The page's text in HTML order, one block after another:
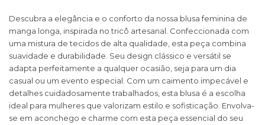
Descubra a elegância e o conforto da nossa blusa feminina de
manga longa, inspirada no tricô artesanal. Confeccionada com
uma mistura de tecidos de alta qualidade, esta peça combina
suavidade e durabilidade. Seu design clássico e versátil se
adapta perfeitamente a qualquer ocasião, seja para um dia
casual ou um evento especial. Com um caimento impecável e
detalhes cuidadosamente trabalhados, esta blusa é a escolha
ideal para mulheres que valorizam estilo e sofisticação. Envolva-
se em aconchego e charme com esta peça essencial do seu